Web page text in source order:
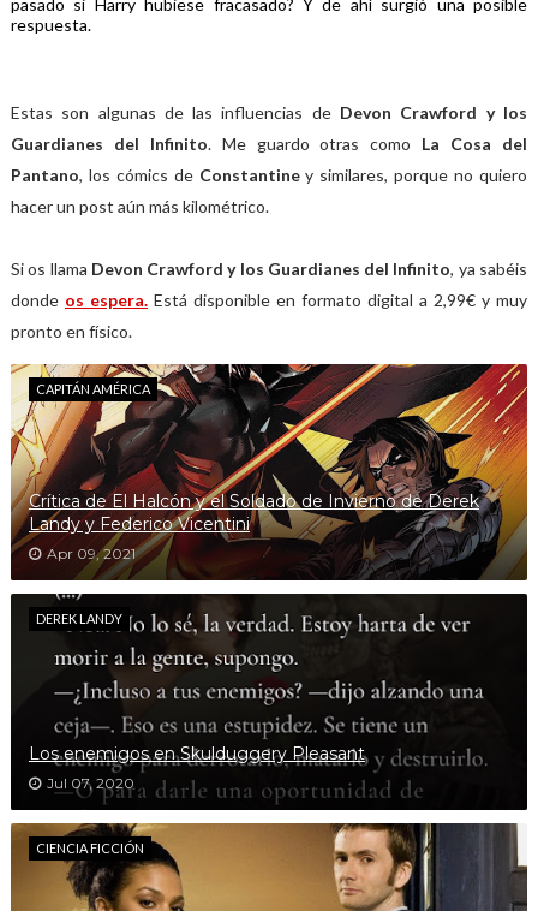
pasado si Harry hubiese fracasado? Y de ahí surgió una posible
respuesta.
Estas son algunas de las influencias de Devon Crawford y los
Guardianes del Infinito. Me guardo otras como La Cosa del
Pantano, los cómics de Constantiney similares, porque no quiero
hacer un post aún más kilométrico.
Si os llama Devon Crawford y los Guardianes del Infinito, ya sabéis
donde os espera.Está disponible en formato digital a 2,99€ y muy
pronto en físico.
CAPITÁN AMÉRICA
Crítica de El Halcón y el Soldado de Invierno de Derek
Landy y Federico Vicentini
Apr 09, 2021
DEREK LANDY
Los enemigos en Skulduggery Pleasant
Jul 07, 2020
CIENCIA FICCIÓN